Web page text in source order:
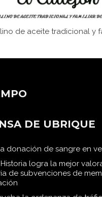
de aceite tradicional y
DE UBRIQUE
donación de sangre en
logra la mejor
de subvenciones de